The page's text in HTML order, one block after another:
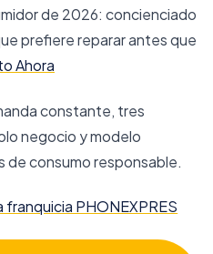
de 2026: concienciado
prefiere reparar antes que
Ahora
constante, tres
negocio y modelo
de consumo responsable.
franquicia PHONEXPRES